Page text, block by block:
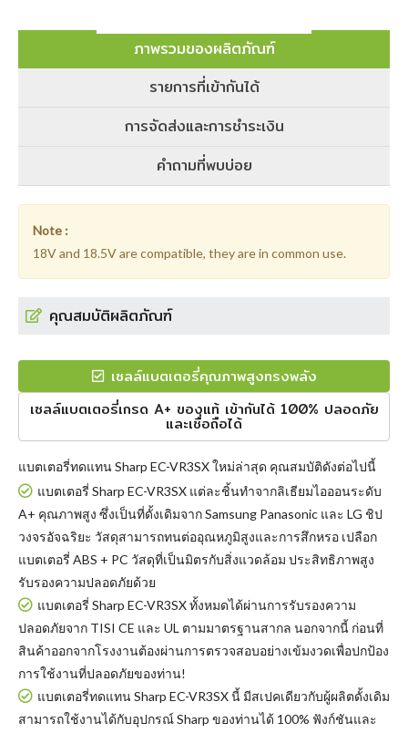
ภาพรวมของผลิตภัณฑ์
รายการที่เข้ากันได้
การจัดส่งและการชำระเงิน
คำถามที่พบบ่อย
Note :
18V and 18.5V are compatible, they are in common use.
คุณสมบัติผลิตภัณฑ์
เซลล์แบตเตอรี่คุณภาพสูงทรงพลัง
เซลล์แบตเตอรี่เกรด A+ ของแท้ เข้ากันได้ 100% ปลอดภัย
และเชื่อถือได้
แบตเตอรี่ทดแทน Sharp EC-VR3SXใหม่ล่าสุด คุณสมบัติดังต่อไปนี้
แบตเตอรี่ Sharp EC-VR3SX แต่ละชิ้นทำจากลิเธียมไอออนระดับ
A+ คุณภาพสูง ซึ่งเป็นที่ดั้งเดิมจาก Samsung Panasonic และ LG ชิป
วงจรอัจฉริยะ วัสดุสามารถทนต่ออุณหภูมิสูงและการสึกหรอ เปลือก
แบตเตอรี่ ABS + PC วัสดุที่เป็นมิตรกับสิ่งแวดล้อม ประสิทธิภาพสูง
รับรองความปลอดภัยด้วย
แบตเตอรี่ Sharp EC-VR3SXทั้งหมดได้ผ่านการรับรองความ
ปลอดภัยจาก TISI CE และ UL ตามมาตรฐานสากล นอกจากนี้ ก่อนที่
สินค้าออกจากโรงงานต้องผ่านการตรวจสอบอย่างเข้มงวดเพื่อปกป้อง
การใช้งานที่ปลอดภัยของท่าน!
แบตเตอรี่ทดแทน Sharp EC-VR3SXนี้ มีสเปคเดียวกับผู้ผลิตดั้งเดิม
สามารถใช้งานได้กับอุปกรณ์ Sharp ของท่านได้ 100% ฟังก์ชันและ